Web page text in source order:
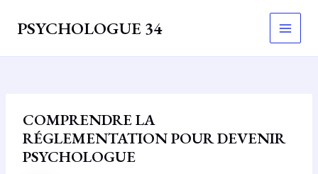
PSYCHOLOGUE 34
Main
COMPRENDRE LA
RÉGLEMENTATION POUR DEVENIR
PSYCHOLOGUE